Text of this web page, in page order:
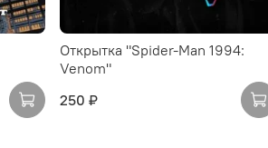
Открытка "Spider-Man 1994:
Venom"
250 ₽